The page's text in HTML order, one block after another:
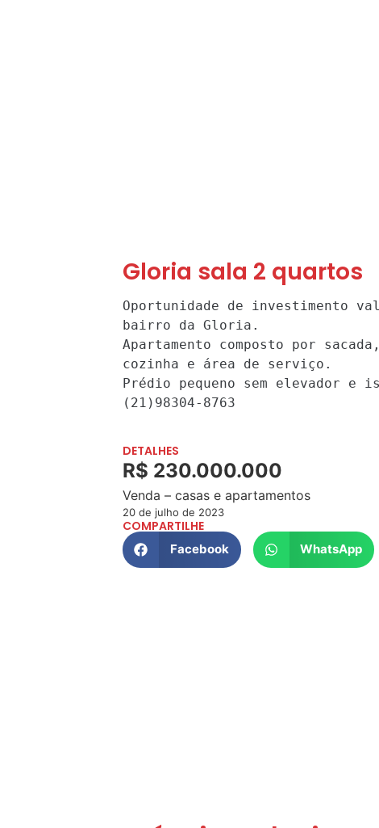
Gloria sala 2 quartos
Oportunidade de investimento
bairro da Gloria.
Apartamento composto por
cozinha e área de serviço.
Prédio pequeno sem elevador e
(21)98304-8763
DETALHES
R$ 230.000.000
Venda – casas e apartamentos
20 de julho de 2023
COMPARTILHE
Facebook WhatsApp